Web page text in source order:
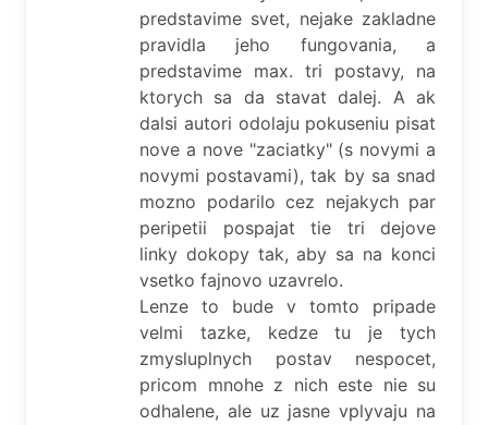
predstavime svet, nejake zakladne
pravidla jeho fungovania, a
predstavime max. tri postavy, na
ktorych sa da stavat dalej. A ak
dalsi autori odolaju pokuseniu pisat
nove a nove "zaciatky" (s novymi a
novymi postavami), tak by sa snad
mozno podarilo cez nejakych par
peripetii pospajat tie tri dejove
linky dokopy tak, aby sa na konci
vsetko fajnovo uzavrelo.
Lenze to bude v tomto pripade
velmi tazke, kedze tu je tych
zmysluplnych postav nespocet,
pricom mnohe z nich este nie su
odhalene, ale uz jasne vplyvaju na